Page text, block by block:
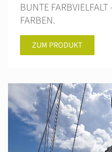
BUNTE
FARBEN.
ZUM PRODUKT